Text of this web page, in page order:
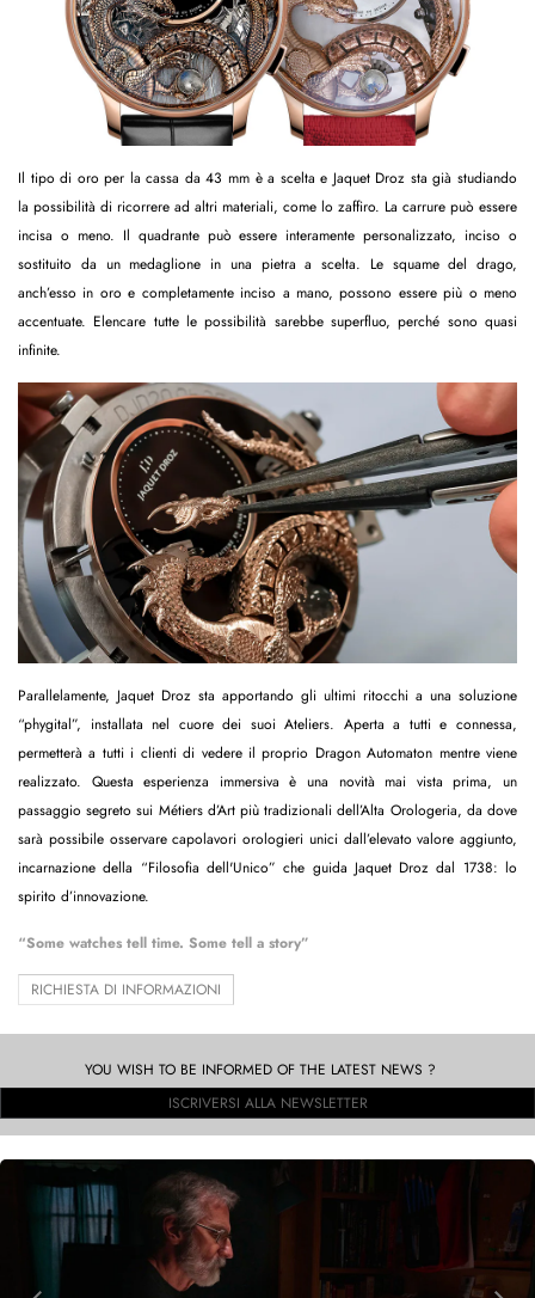
Il tipo di oro per la cassa da 43 mm è a scelta e Jaquet Droz sta già studiando
la possibilità di ricorrere ad altri materiali, come lo zaffiro. La carrure può essere
incisa o meno. Il quadrante può essere interamente personalizzato, inciso o
sostituito da un medaglione in una pietra a scelta. Le squame del drago,
anch’esso in oro e completamente inciso a mano, possono essere più o meno
accentuate. Elencare tutte le possibilità sarebbe superfluo, perché sono quasi
infinite.
Parallelamente, Jaquet Droz sta apportando gli ultimi ritocchi a una soluzione
“phygital”, installata nel cuore dei suoi Ateliers. Aperta a tutti e connessa,
permetterà a tutti i clienti di vedere il proprio Dragon Automaton mentre viene
realizzato. Questa esperienza immersiva è una novità mai vista prima, un
passaggio segreto sui Métiers d’Art più tradizionali dell’Alta Orologeria, da dove
sarà possibile osservare capolavori orologieri unici dall’elevato valore aggiunto,
incarnazione della “Filosofia dell'Unico” che guida Jaquet Droz dal 1738: lo
spirito d’innovazione.
“Some watches tell time. Some tell a story”
RICHIESTA DI INFORMAZIONI
YOU WISH TO BE INFORMED OF THE LATEST NEWS ?
ISCRIVERSI ALLA NEWSLETTER